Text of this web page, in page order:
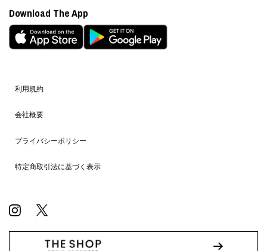
利用規約
会社概要
プライバシーポリシー
特定商取引法に基づく表示
Download The App